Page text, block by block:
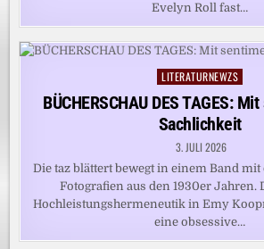
Evelyn Roll fast…
Posted
in
LITERATURNEWZS
BÜCHERSCHAU DES TAGES:
Sachlichkeit
3. JULI 2026
Die taz blättert bewegt in einem Band
Fotografien aus den 1930er Jahren.
Hochleistungshermeneutik in Emy
eine obsessive…